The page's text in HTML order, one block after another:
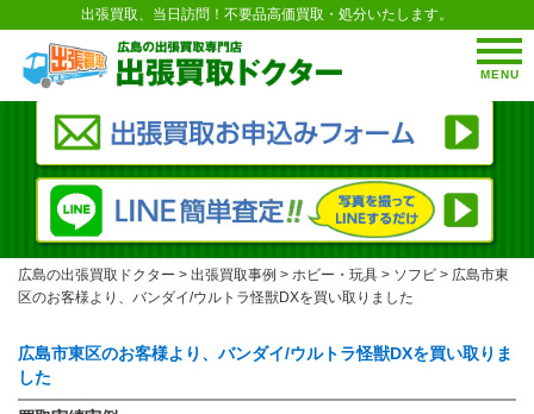
MENU
出張買取、当日訪問！不要品高価買取・処分いたします。
広島の出張買取ドクター > 出張買取事例 > ホビー・玩具 > ソフビ > 広島市東
区のお客様より、バンダイ/ウルトラ怪獣DXを買い取りました
広島市東区のお客様より、バンダイ/ウルトラ怪獣DXを買い取りま
した